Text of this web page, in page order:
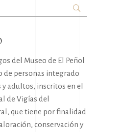
del Museo de El Peñol
de personas integrado
adultos, inscritos en el
de Vigías del
que tiene por finalidad
conservación y